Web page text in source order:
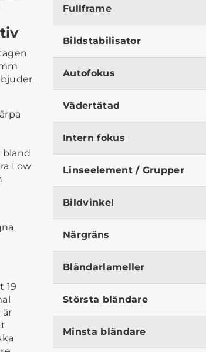
bland
Low
19
är
Fullframe
Bildstabilisator
Autofokus
Vädertätad
Intern fokus
Linseelement / Grupper
Bildvinkel
Närgräns
Bländarlameller
Största bländare
Minsta bländare